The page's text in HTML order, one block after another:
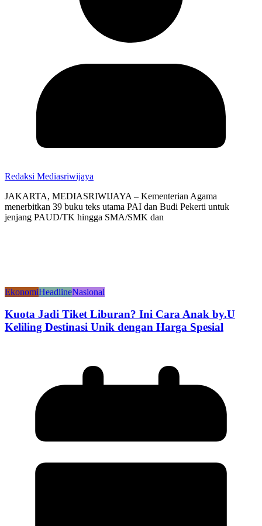
Redaksi Mediasriwijaya
JAKARTA, MEDIASRIWIJAYA – Kementerian Agama
menerbitkan 39 buku teks utama PAI dan Budi Pekerti untuk
jenjang PAUD/TK hingga SMA/SMK dan
EkonomiHeadlineNasional
Kuota Jadi Tiket Liburan? Ini Cara Anak by.U
Keliling Destinasi Unik dengan Harga Spesial